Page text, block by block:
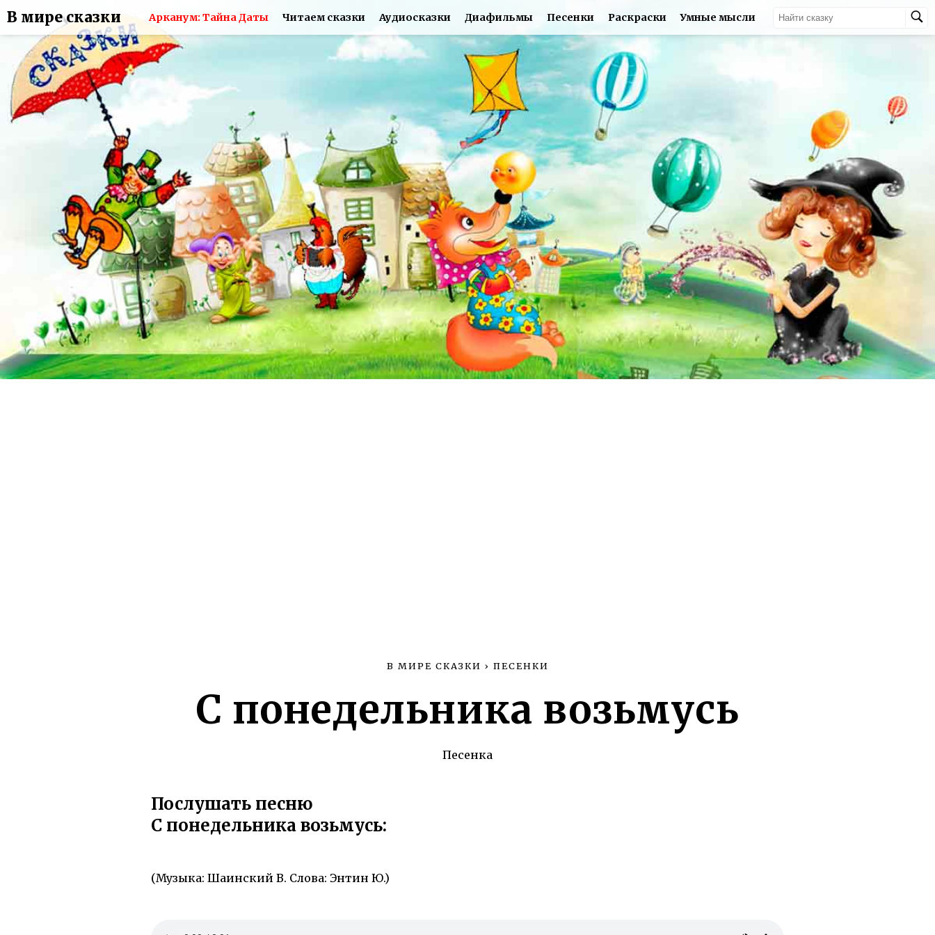
В мире сказки Арканум: Тайна Даты Читаем сказки Аудиосказки Диафильмы Песенки Раскраски Умные мысли
В МИРЕ СКАЗКИ › ПЕСЕНКИ
С понедельника возьмусь
Песенка
Послушать песню
С понедельника возьмусь:
(Музыка: Шаинский В. Слова: Энтин Ю.)